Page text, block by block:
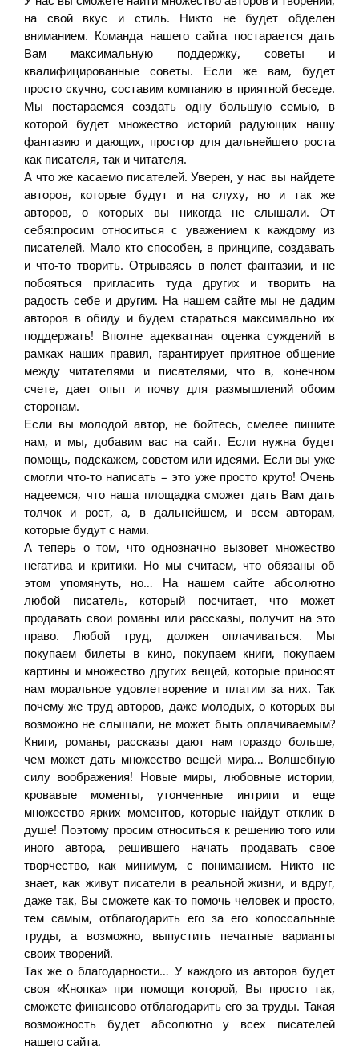
на свой вкус и стиль. Никто не будет обделен
вниманием. Команда нашего сайта постарается дать
Вам максимальную поддержку, советы и
квалифицированные советы. Если же вам, будет
просто скучно, составим компанию в приятной беседе.
Мы постараемся создать одну большую семью, в
которой будет множество историй радующих нашу
фантазию и дающих, простор для дальнейшего роста
как писателя, так и читателя.
А что же касаемо писателей. Уверен, у нас вы найдете
авторов, которые будут и на слуху, но и так же
авторов, о которых вы никогда не слышали. От
себя:просим относиться с уважением к каждому из
писателей. Мало кто способен, в принципе, создавать
и что-то творить. Отрываясь в полет фантазии, и не
побояться пригласить туда других и творить на
радость себе и другим. На нашем сайте мы не дадим
авторов в обиду и будем стараться максимально их
поддержать! Вполне адекватная оценка суждений в
рамках наших правил, гарантирует приятное общение
между читателями и писателями, что в, конечном
счете, дает опыт и почву для размышлений обоим
сторонам.
Если вы молодой автор, не бойтесь, смелее пишите
нам, и мы, добавим вас на сайт. Если нужна будет
помощь, подскажем, советом или идеями. Если вы уже
смогли что-то написать – это уже просто круто! Очень
надеемся, что наша площадка сможет дать Вам дать
толчок и рост, а, в дальнейшем, и всем авторам,
которые будут с нами.
А теперь о том, что однозначно вызовет множество
негатива и критики. Но мы считаем, что обязаны об
этом упомянуть, но… На нашем сайте абсолютно
любой писатель, который посчитает, что может
продавать свои романы или рассказы, получит на это
право. Любой труд, должен оплачиваться. Мы
покупаем билеты в кино, покупаем книги, покупаем
картины и множество других вещей, которые приносят
нам моральное удовлетворение и платим за них. Так
почему же труд авторов, даже молодых, о которых вы
возможно не слышали, не может быть оплачиваемым?
Книги, романы, рассказы дают нам гораздо больше,
чем может дать множество вещей мира… Волшебную
силу воображения! Новые миры, любовные истории,
кровавые моменты, утонченные интриги и еще
множество ярких моментов, которые найдут отклик в
душе! Поэтому просим относиться к решению того или
иного автора, решившего начать продавать свое
творчество, как минимум, с пониманием. Никто не
знает, как живут писатели в реальной жизни, и вдруг,
даже так, Вы сможете как-то помочь человек и просто,
тем самым, отблагодарить его за его колоссальные
труды, а возможно, выпустить печатные варианты
своих творений.
Так же о благодарности… У каждого из авторов будет
своя «Кнопка» при помощи которой, Вы просто так,
сможете финансово отблагодарить его за труды. Такая
возможность будет абсолютно у всех писателей
нашего сайта.